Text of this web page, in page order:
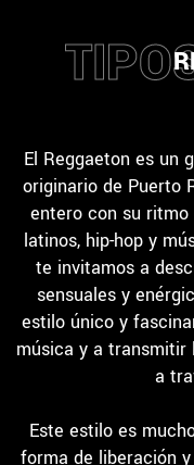
El Reggaeton es un
originario de Puerto
entero con su
latinos, hip-hop y
te invitamos a
sensuales y
estilo único y
música y a transmitir
a
Este estilo es
forma de liberación